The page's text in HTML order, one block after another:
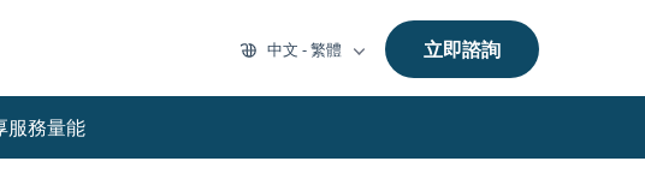
中文 - 繁體 立即諮詢
服務量能